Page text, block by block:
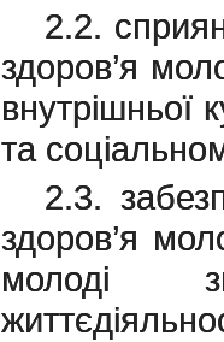
2.2.
здоров’я
внутрішньої
та
2.3.
здоров’я
молоді